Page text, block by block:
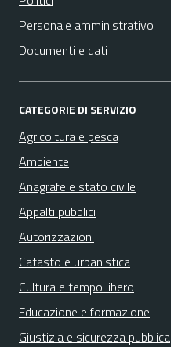
Personale amministrativo
Documenti e dati
CATEGORIE DI SERVIZIO
Agricoltura e pesca
Ambiente
Anagrafe e stato civile
Appalti pubblici
Autorizzazioni
Catasto e urbanistica
Cultura e tempo libero
Educazione e formazione
Giustizia e sicurezza pubblica